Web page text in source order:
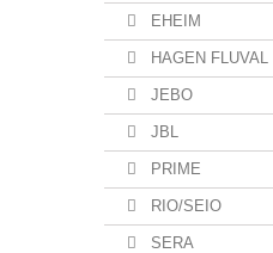
EHEIM
HAGEN FLUVAL
JEBO
JBL
PRIME
RIO/SEIO
SERA